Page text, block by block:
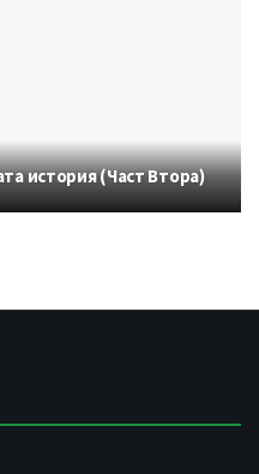
история (Част Втора)